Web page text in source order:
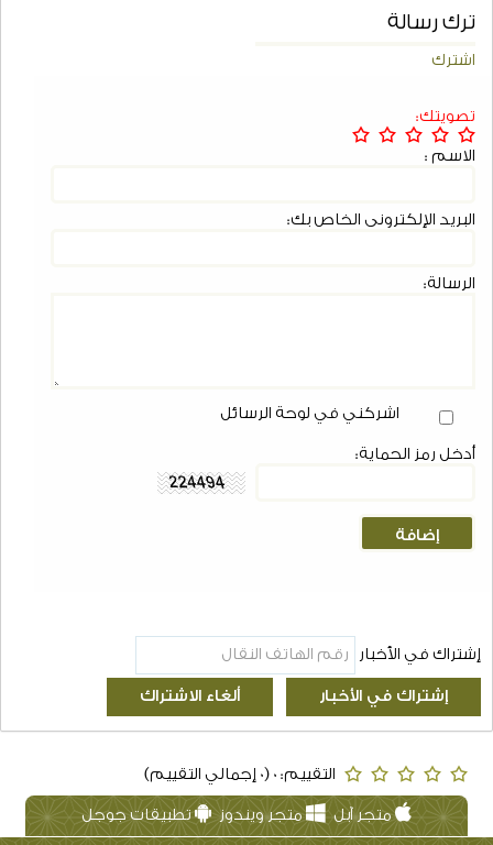
ترك رسالة
اشترك
تصويتك:
الاسم :
البريد الإلكتروني الخاص بك:
الرسالة:
اشركني في لوحة الرسائل
أدخل رمز الحماية:
إشتراك في الأخبار
التقييم: 0 (0 إجمالي التقييم)
متجر آبل متجر ويندوز تطبيقات جوجل